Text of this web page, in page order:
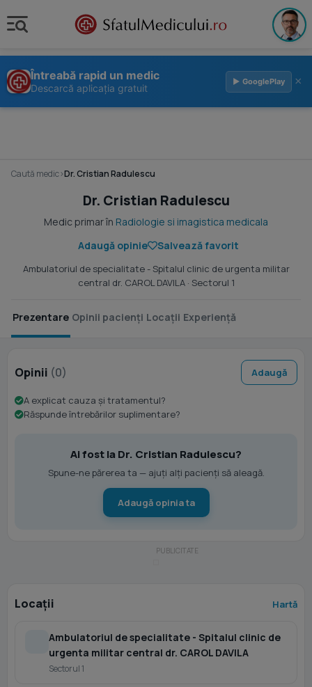
Întreabă rapid un medic
Descarcă aplicația gratuit
▶ GooglePlay ×
Caută medic›Dr. Cristian Radulescu
Dr. Cristian Radulescu
Medic primar în Radiologie si imagistica medicala
Adaugă opinie
Salvează favorit
Ambulatoriul de specialitate - Spitalul clinic de urgenta militar
central dr. CAROL DAVILA· Sectorul 1
Prezentare Opinii pacienți Locații Experiență
Opinii (0) Adaugă
A explicat cauza și tratamentul?
Răspunde întrebărilor suplimentare?
Ai fost la Dr. Cristian Radulescu?
Spune-ne părerea ta — ajuți alți pacienți să aleagă.
Adaugă opinia ta
Locații Hartă
Ambulatoriul de specialitate - Spitalul clinic de
urgenta militar central dr. CAROL DAVILA
Sectorul 1